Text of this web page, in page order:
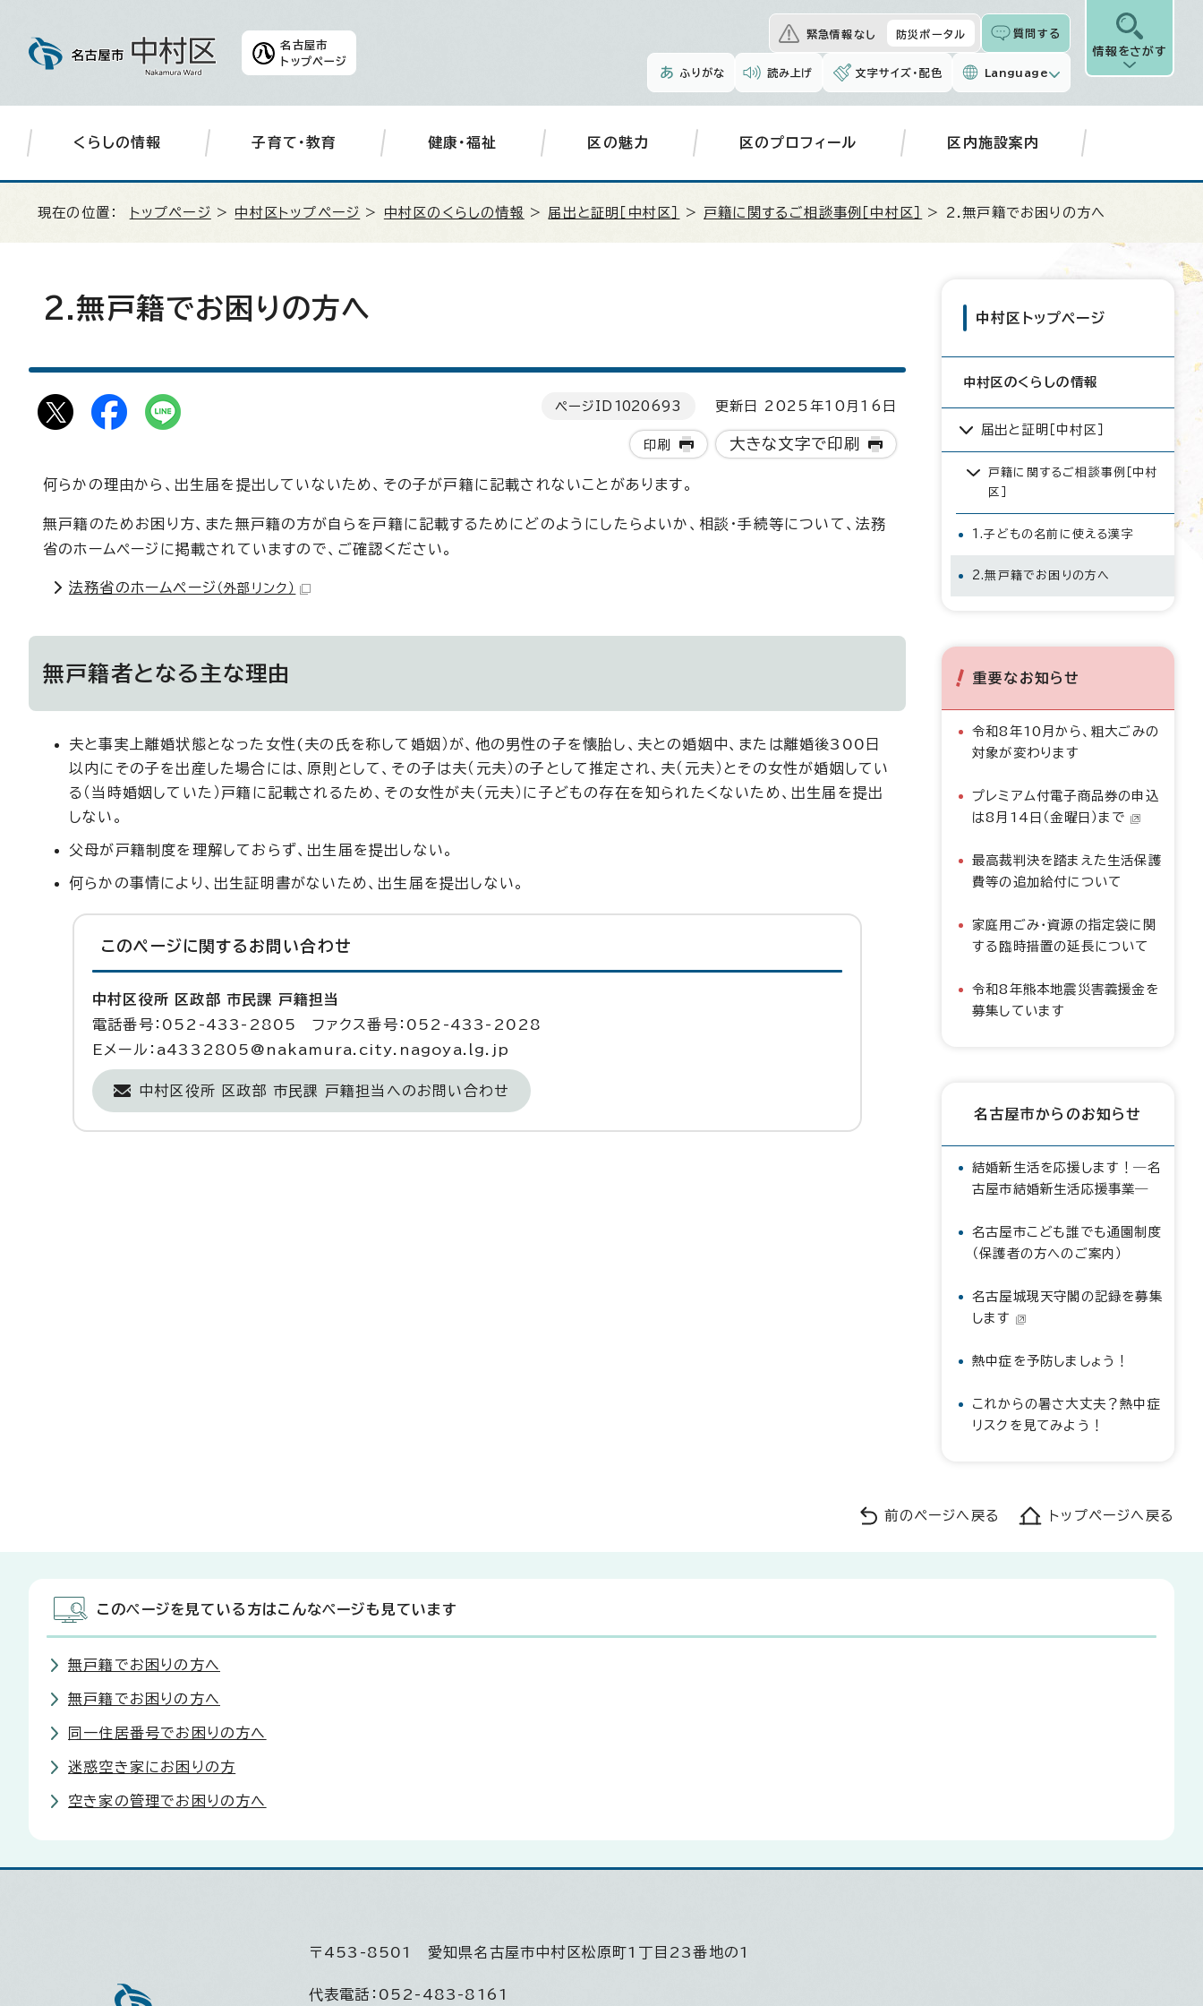
名古屋市
トップページ
緊急情報なし 防災ポータル 質問する
ふりがな 読み上げ 文字サイズ・配色 Language
情報をさがす
くらしの情報 子育て・教育 健康・福祉 区の魅力 区のプロフィール 区内施設案内
現在の位置： トップページ > 中村区トップページ > 中村区のくらしの情報 > 届出と証明［中村区］ > 戸籍に関するご相談事例［中村区］ > 2.無戸籍でお困りの方へ
2.無戸籍でお困りの方へ
ページID 1020693 更新日 2025年10月16日
印刷 大きな文字で印刷
何らかの理由から、出生届を提出していないため、その子が戸籍に記載されないことがあります。
無戸籍のためお困り方、また無戸籍の方が自らを戸籍に記載するためにどのようにしたらよいか、相談・手続等について、法務
省のホームページに掲載されていますので、ご確認ください。
法務省のホームページ （外部リンク）
無戸籍者となる主な理由
夫と事実上離婚状態となった女性(夫の氏を称して婚姻）が、他の男性の子を懐胎し、夫との婚姻中、または離婚後300日
以内にその子を出産した場合には、原則として、その子は夫（元夫）の子として推定され、夫（元夫）とその女性が婚姻してい
る（当時婚姻していた）戸籍に記載されるため、その女性が夫（元夫）に子どもの存在を知られたくないため、出生届を提出
しない。
父母が戸籍制度を理解しておらず、出生届を提出しない。
何らかの事情により、出生証明書がないため、出生届を提出しない。
このページに関する お問い合わせ
中村区役所 区政部 市民課 戸籍担当
電話番号：052-433-2805 ファクス番号：052-433-2028
Eメール：a4332805@nakamura.city.nagoya.lg.jp
中村区役所 区政部 市民課 戸籍担当へのお問い合わせ
中村区トップページ
中村区のくらしの情報
届出と証明［中村区］
戸籍に関するご相談事例［中村
区］
1.子どもの名前に使える漢字
2.無戸籍でお困りの方へ
重要なお知らせ
令和8年10月から、粗大ごみの
対象が変わります
プレミアム付電子商品券の申込
は8月14日（金曜日）まで
最高裁判決を踏まえた生活保護
費等の追加給付について
家庭用ごみ・資源の指定袋に関
する臨時措置の延長について
令和8年熊本地震災害義援金を
募集しています
名古屋市からのお知らせ
結婚新生活を応援します！―名
古屋市結婚新生活応援事業―
名古屋市こども誰でも通園制度
（保護者の方へのご案内）
名古屋城現天守閣の記録を募集
します
熱中症を予防しましょう！
これからの暑さ大丈夫？熱中症
リスクを見てみよう！
前のページへ戻る トップページへ戻る
このページを見ている方はこんなページも見ています
無戸籍でお困りの方へ
無戸籍でお困りの方へ
同一住居番号でお困りの方へ
迷惑空き家にお困りの方
空き家の管理でお困りの方へ
〒453-8501 愛知県名古屋市中村区松原町1丁目23番地の1
代表電話： 052-483-8161